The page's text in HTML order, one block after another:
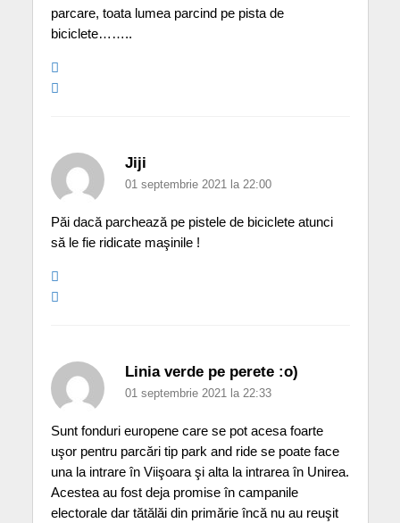
parcare, toata lumea parcind pe pista de
biciclete……..
Jiji
01 septembrie 2021 la 22:00
Păi dacă parchează pe pistele de biciclete atunci
să le fie ridicate maşinile !
Linia verde pe perete :o)
01 septembrie 2021 la 22:33
Sunt fonduri europene care se pot acesa foarte
uşor pentru parcări tip park and ride se poate face
una la intrare în Viişoara şi alta la intrarea în Unirea.
Acestea au fost deja promise în campanile
electorale dar tătălăi din primărie încă nu au reuşit